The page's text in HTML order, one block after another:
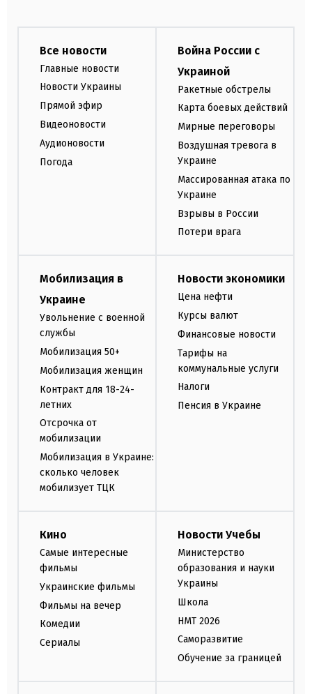
Все новости
Главные новости
Новости Украины
Прямой эфир
Видеоновости
Аудионовости
Погода
Война России с
Украиной
Ракетные обстрелы
Карта боевых действий
Мирные переговоры
Воздушная тревога в
Украине
Массированная атака по
Украине
Взрывы в России
Потери врага
Мобилизация в
Украине
Увольнение с военной
службы
Мобилизация 50+
Мобилизация женщин
Контракт для 18-24-
летних
Отсрочка от
мобилизации
Мобилизация в Украине:
сколько человек
мобилизует ТЦК
Новости экономики
Цена нефти
Курсы валют
Финансовые новости
Тарифы на
коммунальные услуги
Налоги
Пенсия в Украине
Кино
Самые интересные
фильмы
Украинские фильмы
Фильмы на вечер
Комедии
Сериалы
Новости Учебы
Министерство
образования и науки
Украины
Школа
НМТ 2026
Саморазвитие
Обучение за границей